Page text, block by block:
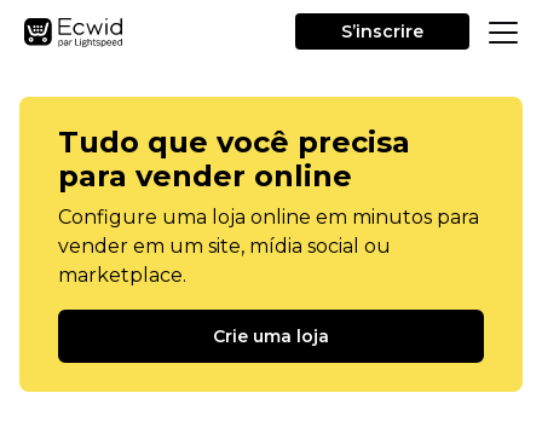
S’inscrire
Tudo que você precisa
para vender online
Configure uma loja online em minutos para
vender em um site, mídia social ou
marketplace.
Crie uma loja